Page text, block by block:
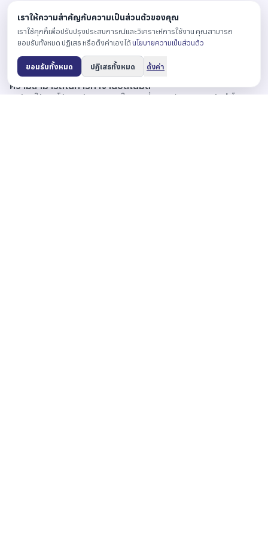
ความสม่ำเสมอของข้อมูล
UI ปรับขนาดแต่ละคำค้นอย่างอิสระบนมาตราส่วน 0-100 ทำให้ยากต่อ
การเปรียบเทียบผลลัพธ์ระหว่างคำค้นที่แตกต่างกัน API ให้ข้อมูลที่มี
ขนาดคงที่
ความสามารถในการทำงานอัตโนมัติ
UI ต้องใช้การโต้ตอบด้วยตนเอง ในขณะที่ API สนับสนุนการเข้าถึงโดย
เราให้ความสำคัญกับความเป็นส่วนตัวของคุณ
เราใช้คุกกี้เพื่อปรับปรุงประสบการณ์และวิเคราะห์การใช้งาน คุณสามารถ
ยอมรับทั้งหมด ปฏิเสธ หรือตั้งค่าเองได้นโยบายความเป็นส่วนตัว
ยอมรับทั้งหมด ปฏิเสธทั้งหมด ตั้งค่า